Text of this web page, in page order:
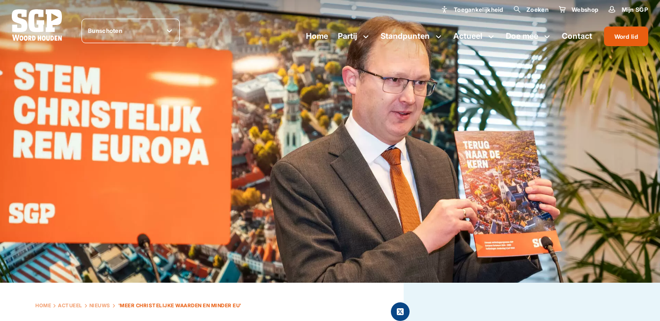
Toegankelijkheid
Toegankelijkheid
Lettergrootte
Zoeken Webshop Mijn SGP
Bunschoten
Word lid
Home Partij Standpunten Actueel Doe mee Contact
HOME ACTUEEL NIEUWS 'MEER CHRISTELIJKE WAARDEN EN MINDER EU'